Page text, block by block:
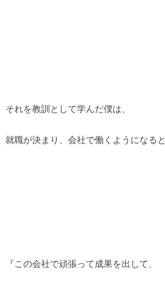
それを教訓として学んだ僕は、
就職が決まり、会社で働くようになると
『この会社で頑張って成果を出して、